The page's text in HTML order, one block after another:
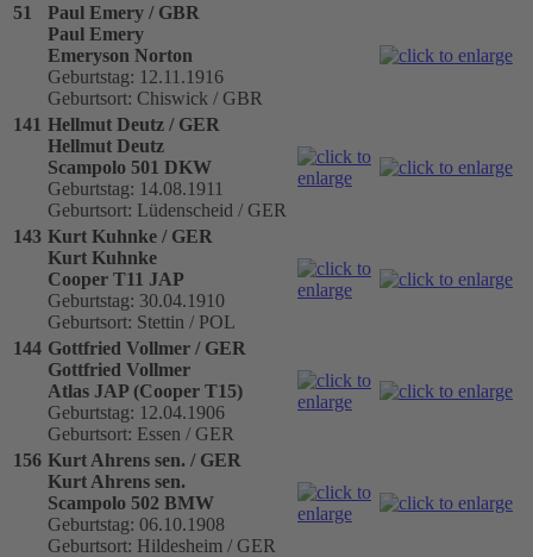
51
Paul Emery / GBR
Paul Emery
Emeryson Norton
Geburtstag: 12.11.1916
Geburtsort: Chiswick / GBR
141 Hellmut Deutz / GER
Hellmut Deutz
Scampolo 501 DKW
Geburtstag: 14.08.1911
Geburtsort: Lüdenscheid / GER
143 Kurt Kuhnke / GER
Kurt Kuhnke
Cooper T11 JAP
Geburtstag: 30.04.1910
Geburtsort: Stettin / POL
144 Gottfried Vollmer / GER
Gottfried Vollmer
Atlas JAP (Cooper T15)
Geburtstag: 12.04.1906
Geburtsort: Essen / GER
156 Kurt Ahrens sen. / GER
Kurt Ahrens sen.
Scampolo 502 BMW
Geburtstag: 06.10.1908
Geburtsort: Hildesheim / GER